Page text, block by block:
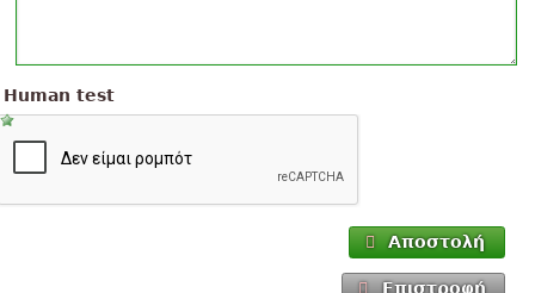
Human test
Αποστολή
Επιστροφή